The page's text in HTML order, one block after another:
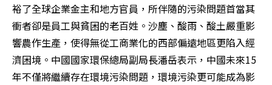
裕了全球企業金主和地方官員，所伴隨的污染問題首當其
衝者卻是員工與貧困的老百姓。沙塵、酸雨、酸土嚴重影
響農作生產，使得無從工商業化的西部偏遠地區更陷入經
濟困境。中國國家環保總局副局長潘岳表示，中國未來15
年不僅將繼續存在環境污染問題，環境污染更可能成為影